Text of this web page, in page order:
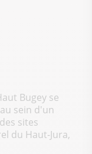
Bugey se
sein d'un
sites
du Haut-Jura,